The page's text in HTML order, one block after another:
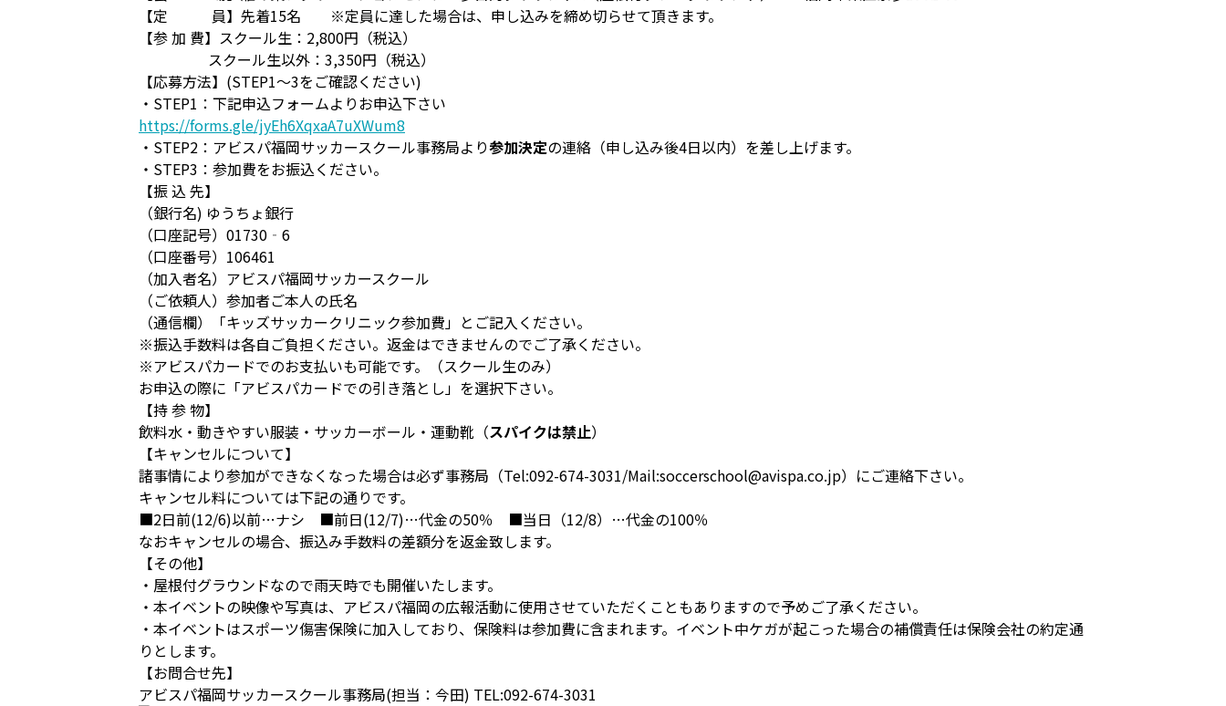
【定 員】先着15名 ※定員に達した場合は、申し込みを締め切らせて頂きます。
【参 加 費】スクール生：2,800円（税込）
スクール生以外：3,350円（税込）
【応募方法】(STEP1～3をご確認ください)
・STEP1：下記申込フォームよりお申込下さい
https://forms.gle/jyEh6XqxaA7uXWum8
・STEP2：アビスパ福岡サッカースクール事務局より参加決定の連絡（申し込み後4日以内）を差し上げます。
・STEP3：参加費をお振込ください。
【振 込 先】
（銀行名) ゆうちょ銀行
（口座記号）01730‐6
（口座番号）106461
（加入者名）アビスパ福岡サッカースクール
（ご依頼人）参加者ご本人の氏名
（通信欄）「キッズサッカークリニック参加費」とご記入ください。
※振込手数料は各自ご負担ください。返金はできませんのでご了承ください。
※アビスパカードでのお支払いも可能です。（スクール生のみ）
お申込の際に「アビスパカードでの引き落とし」を選択下さい。
【持 参 物】
飲料水・動きやすい服装・サッカーボール・運動靴（スパイクは禁止）
【キャンセルについて】
諸事情により参加ができなくなった場合は必ず事務局（Tel:092-674-3031/Mail:soccerschool@avispa.co.jp）にご連絡下さい。
キャンセル料については下記の通りです。
■2日前(12/6)以前…ナシ ■前日(12/7)…代金の50％ ■当日（12/8）…代金の100％
なおキャンセルの場合、振込み手数料の差額分を返金致します。
【その他】
・屋根付グラウンドなので雨天時でも開催いたします。
・本イベントの映像や写真は、アビスパ福岡の広報活動に使用させていただくこともありますので予めご了承ください。
・本イベントはスポーツ傷害保険に加入しており、保険料は参加費に含まれます。イベント中ケガが起こった場合の補償責任は保険会社の約定通
りとします。
【お問合せ先】
アビスパ福岡サッカースクール事務局(担当：今田) TEL:092-674-3031